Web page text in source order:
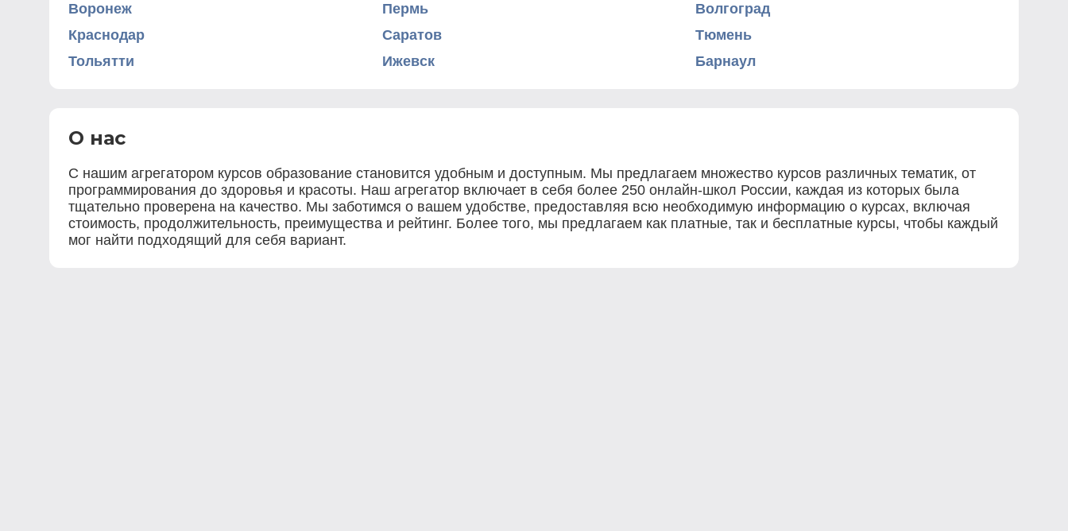
Воронеж
Пермь
Волгоград
Краснодар
Саратов
Тюмень
Тольятти
Ижевск Барнаул
О нас
С нашим агрегатором курсов образование становится удобным и доступным. Мы предлагаем множество курсов различных тематик, от
программирования до здоровья и красоты. Наш агрегатор включает в себя более 250 онлайн-школ России, каждая из которых была
тщательно проверена на качество. Мы заботимся о вашем удобстве, предоставляя всю необходимую информацию о курсах, включая
стоимость, продолжительность, преимущества и рейтинг. Более того, мы предлагаем как платные, так и бесплатные курсы, чтобы каждый
мог найти подходящий для себя вариант.